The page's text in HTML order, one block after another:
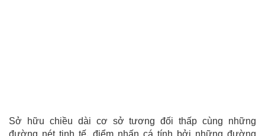
Sở hữu chiều dài cơ sở tương đối thấp cùng những
đường nét tinh tế, điểm nhấn cá tính bởi những đường